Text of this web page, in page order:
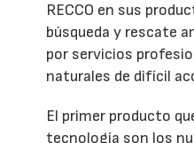
RECCO en sus
búsqueda y rescate
por servicios
naturales de difícil
El primer producto
tecnología son los